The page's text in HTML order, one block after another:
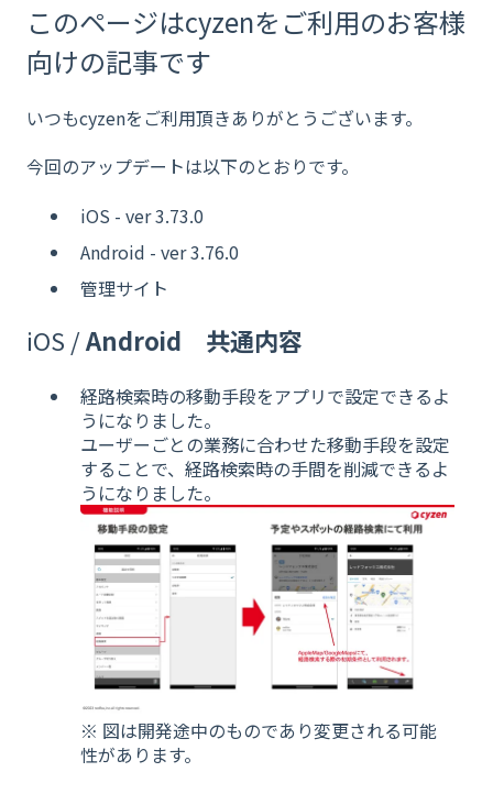
このページはcyzenをご利用のお客様
向けの記事です
いつもcyzenをご利用頂きありがとうございます。
今回のアップデートは以下のとおりです。
iOS - ver 3.73.0
Android - ver 3.76.0
管理サイト
iOS /Android 共通内容
経路検索時の移動手段をアプリで設定できるよ
うになりました。
ユーザーごとの業務に合わせた移動手段を設定
することで、経路検索時の手間を削減できるよ
うになりました。
※ 図は開発途中のものであり変更される可能
性があります。